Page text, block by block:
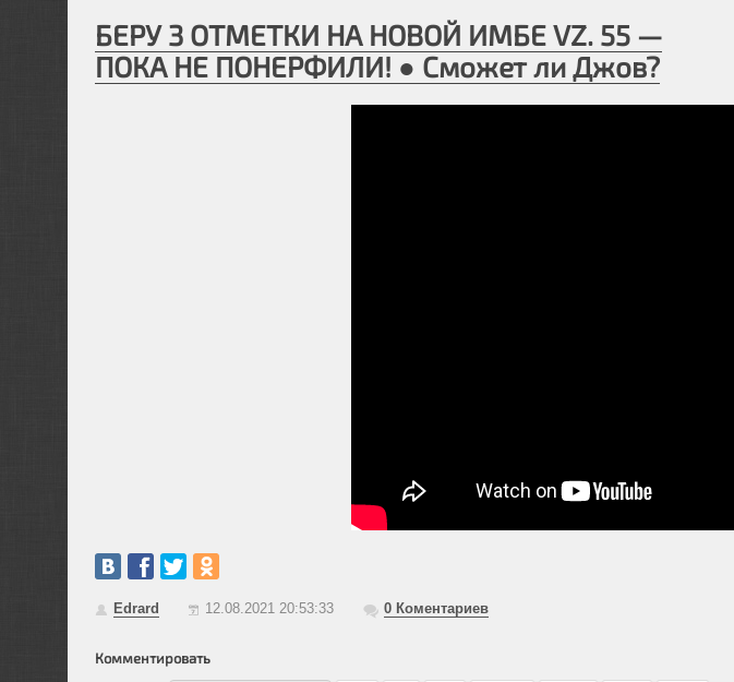
БЕРУ 3 ОТМЕТКИ НА НОВОЙ ИМБЕ VZ. 55 —
ПОКА НЕ ПОНЕРФИЛИ! ● Сможет ли Джов?
Edrard 12.08.2021 20:53:33 0Коментариев
Комментировать